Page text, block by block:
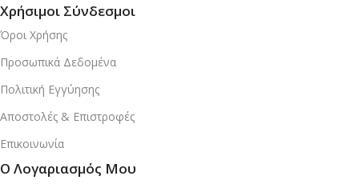
Χρήσιμοι Σύνδεσμοι
Όροι Χρήσης
Προσωπικά Δεδομένα
Πολιτική Εγγύησης
Αποστολές & Επιστροφές
Επικοινωνία
Ο Λογαριασμός Μου